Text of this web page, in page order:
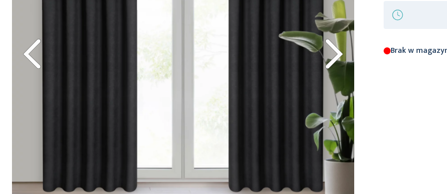
Brak w